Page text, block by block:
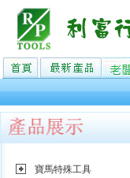
寶馬特殊工具